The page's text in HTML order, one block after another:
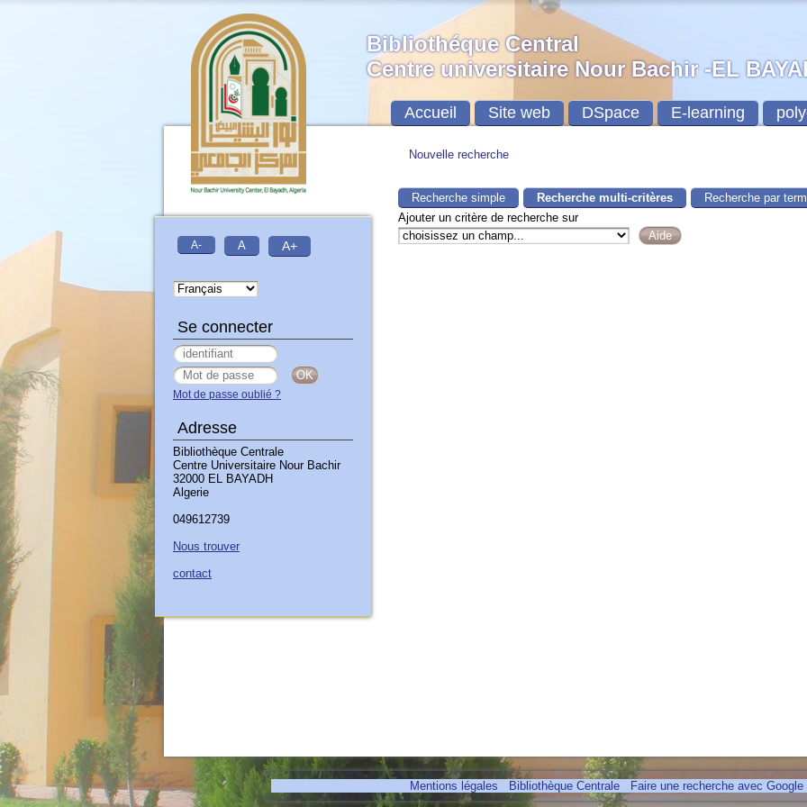
Nouvelle recherche
Recherche simple Recherche multi-critères
Recherche par
Ajouter un critère de recherche sur
Mentions légales Bibliothèque Centrale Faire une recherche avec Google
Bibliothéque Central
Centre universitaire Nour Bachir -EL
Accueil Site web DSpace E-learning
A- A A+
Se connecter
Mot de passe oublié ?
Adresse
Bibliothèque Centrale
Centre Universitaire Nour Bachir
32000 EL BAYADH
Algerie
049612739
Nous trouver
contact